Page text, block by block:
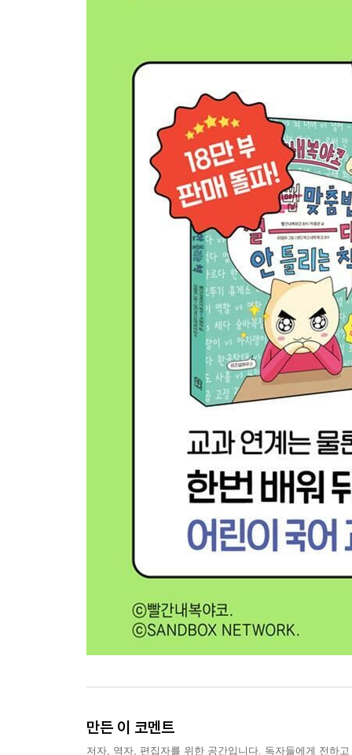
만든 이 코멘트
저자, 역자, 편집자를 위한 공간입니다. 독자들에게 전하